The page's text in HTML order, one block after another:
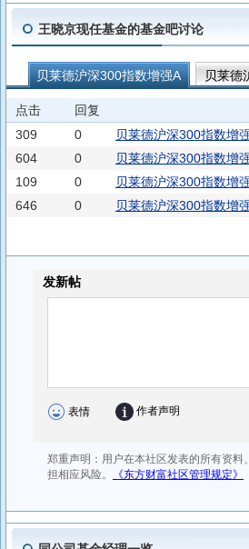
王晓京现任基金的基金吧讨论
贝莱德沪深300指数增强A 贝莱德
贝莱德富元添益债券A
贝莱德富元金利混合C
贝莱德富
点击 回复
309
0
贝莱德沪深300指数增
604
0
贝莱德沪深300指数增
109
0
贝莱德沪深300指数增
646
0 贝莱德沪深300指数增